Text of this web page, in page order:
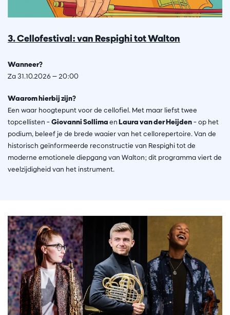
3. Cellofestival: van Respighi tot Walton
Wanneer?
Za 31.10.2026 — 20:00
Waarom hierbij zijn?
Een waar hoogtepunt voor de cellofiel. Met maar liefst twee
topcellisten –Giovanni SollimaenLaura van der Heijden– op het
podium, beleef je de brede waaier van het cellorepertoire. Van de
historisch geïnformeerde reconstructie van Respighi tot de
moderne emotionele diepgang van Walton; dit programma viert de
veelzijdigheid van het instrument.